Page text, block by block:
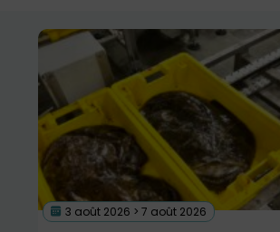
3 août 2026 > 7 août 2026